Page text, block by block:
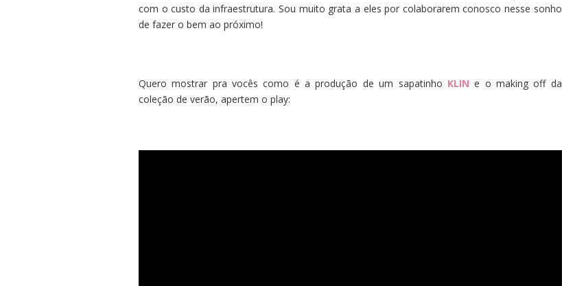
com o custo da infraestrutura. Sou muito grata a eles por colaborarem conosco nesse sonho
de fazer o bem ao próximo!
Quero mostrar pra vocês como é a produção de um sapatinho KLIN e o making off da
coleção de verão, apertem o play: